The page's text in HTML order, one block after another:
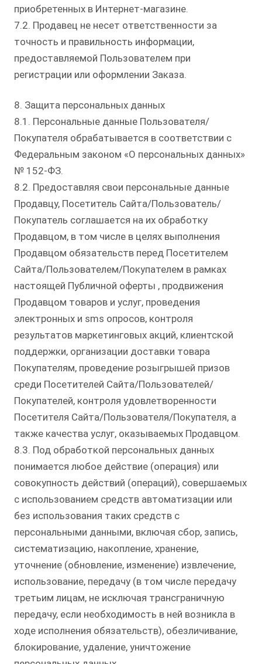
приобретенных в Интернет-магазине.
7.2. Продавец не несет ответственности за
точность и правильность информации,
предоставляемой Пользователем при
регистрации или оформлении Заказа.
8. Защита персональных данных
8.1. Персональные данные Пользователя/
Покупателя обрабатывается в соответствии с
Федеральным законом «О персональных данных»
№ 152-ФЗ.
8.2. Предоставляя свои персональные данные
Продавцу, Посетитель Сайта/Пользователь/
Покупатель соглашается на их обработку
Продавцом, в том числе в целях выполнения
Продавцом обязательств перед Посетителем
Сайта/Пользователем/Покупателем в рамках
настоящей Публичной оферты , продвижения
Продавцом товаров и услуг, проведения
электронных и sms опросов, контроля
результатов маркетинговых акций, клиентской
поддержки, организации доставки товара
Покупателям, проведение розыгрышей призов
среди Посетителей Сайта/Пользователей/
Покупателей, контроля удовлетворенности
Посетителя Сайта/Пользователя/Покупателя, а
также качества услуг, оказываемых Продавцом.
8.3. Под обработкой персональных данных
понимается любое действие (операция) или
совокупность действий (операций), совершаемых
с использованием средств автоматизации или
без использования таких средств с
персональными данными, включая сбор, запись,
систематизацию, накопление, хранение,
уточнение (обновление, изменение) извлечение,
использование, передачу (в том числе передачу
третьим лицам, не исключая трансграничную
передачу, если необходимость в ней возникла в
ходе исполнения обязательств), обезличивание,
блокирование, удаление, уничтожение